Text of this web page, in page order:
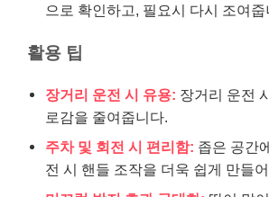
으로 확인하고, 필요시 다시 조여줍
활용 팁
장거리 운전 시 유용: 장거리 운전
로감을 줄여줍니다.
주차 및 회전 시 편리함: 좁은 공간
전 시 핸들 조작을 더욱 쉽게 만들